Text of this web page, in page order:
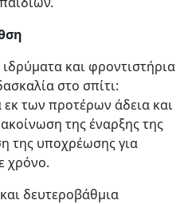
και φροντιστήρια
στο σπίτι:
των προτέρων άδεια και
της έναρξης της
της υποχρέωσης για
χρόνο.
δευτεροβάθμια